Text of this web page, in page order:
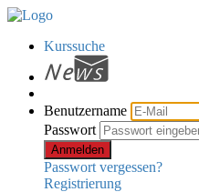
Kurssuche
Benutzername
Passwort
Anmelden
Passwort vergessen?
Registrierung